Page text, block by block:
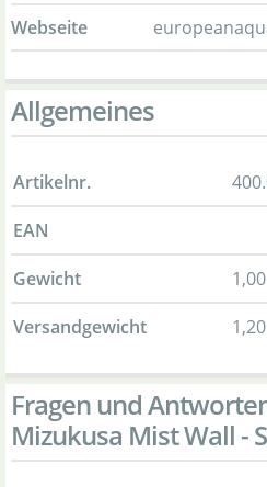
Webseite
Allgemeines
Artikelnr.
EAN
Gewicht
Versandgewicht
Fragen und
Mizukusa Mist Wall -